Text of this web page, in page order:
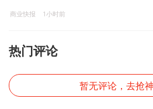
商业快报 1小时前
热门评论
暂无评论，去抢